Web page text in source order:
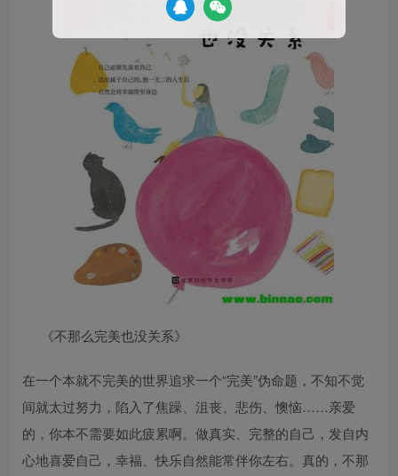
《不那么完美也没关系》
在一个本就不完美的世界追求一个“完美”伪命题，不知不觉
间就太过努力，陷入了焦躁、沮丧、悲伤、懊恼……亲爱
的，你本不需要如此疲累啊。做真实、完整的自己，发自内
心地喜爱自己，幸福、快乐自然能常伴你左右。真的，不那